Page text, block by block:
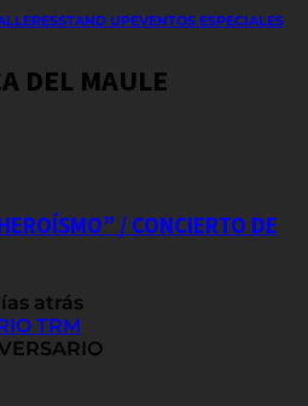
STAND UPEVENTOS ESPECIALES
DEL MAULE
/ CONCIERTO DE
atrás
TRM